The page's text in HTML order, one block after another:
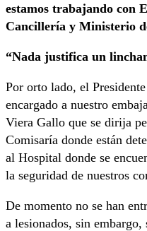
estamos trabajando con
Cancillería y Ministerio
“Nada justifica un
Por orto lado, el
encargado a nuestro
Viera Gallo que se dirija
Comisaría donde están
al Hospital donde se
la seguridad de nuestros
De momento no se han
a lesionados, sin